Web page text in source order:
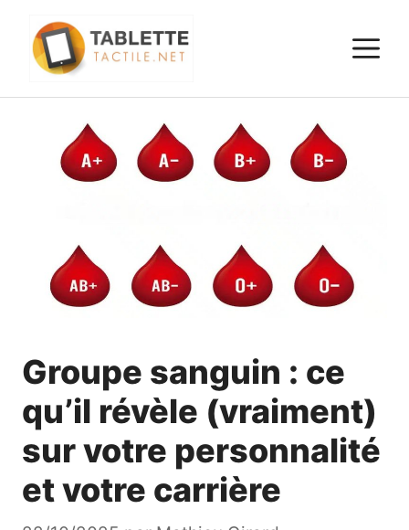
contenu
Groupe sanguin : ce
qu’il révèle (vraiment)
sur votre personnalité
et votre carrière